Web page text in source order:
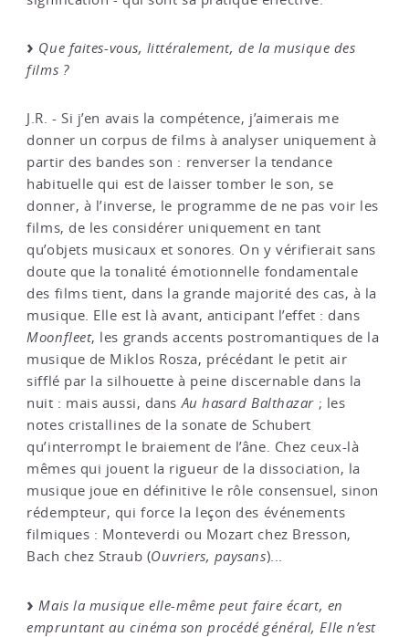
Que faites-vous, littéralement, de la musique des
films ?
J.R. - Si j’en avais la compétence, j’aimerais me
donner un corpus de films à analyser uniquement à
partir des bandes son : renverser la tendance
habituelle qui est de laisser tomber le son, se
donner, à l’inverse, le programme de ne pas voir les
films, de les considérer uniquement en tant
qu’objets musicaux et sonores. On y vérifierait sans
doute que la tonalité émotionnelle fondamentale
des films tient, dans la grande majorité des cas, à la
musique. Elle est là avant, anticipant l’effet : dans
Moonfleet, les grands accents postromantiques de la
musique de Miklos Rosza, précédant le petit air
sifflé par la silhouette à peine discernable dans la
nuit : mais aussi, dansAu hasard Balthazar; les
notes cristallines de la sonate de Schubert
qu’interrompt le braiement de l’âne. Chez ceux-là
mêmes qui jouent la rigueur de la dissociation, la
musique joue en définitive le rôle consensuel, sinon
rédempteur, qui force la leçon des événements
filmiques : Monteverdi ou Mozart chez Bresson,
Bach chez Straub (Ouvriers, paysans)...
Mais la musique elle-même peut faire écart, en
empruntant au cinéma son procédé général, Elle n’est